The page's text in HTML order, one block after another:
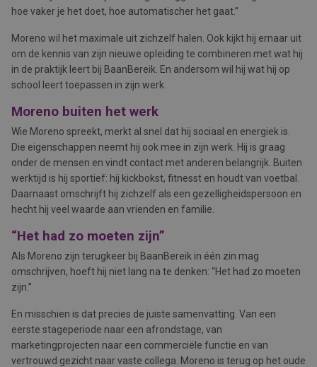
hoe vaker je het doet, hoe automatischer het gaat.”
Moreno wil het maximale uit zichzelf halen. Ook kijkt hij ernaar uit
om de kennis van zijn nieuwe opleiding te combineren met wat hij
in de praktijk leert bij BaanBereik. En andersom wil hij wat hij op
school leert toepassen in zijn werk.
Moreno buiten het werk
Wie Moreno spreekt, merkt al snel dat hij sociaal en energiek is.
Die eigenschappen neemt hij ook mee in zijn werk. Hij is graag
onder de mensen en vindt contact met anderen belangrijk. Buiten
werktijd is hij sportief: hij kickbokst, fitnesst en houdt van voetbal.
Daarnaast omschrijft hij zichzelf als een gezelligheidspersoon en
hecht hij veel waarde aan vrienden en familie.
“Het had zo moeten zijn”
Als Moreno zijn terugkeer bij BaanBereik in één zin mag
omschrijven, hoeft hij niet lang na te denken: “Het had zo moeten
zijn.”
En misschien is dat precies de juiste samenvatting. Van een
eerste stageperiode naar een afrondstage, van
marketingprojecten naar een commerciële functie en van
vertrouwd gezicht naar vaste collega. Moreno is terug op het oude